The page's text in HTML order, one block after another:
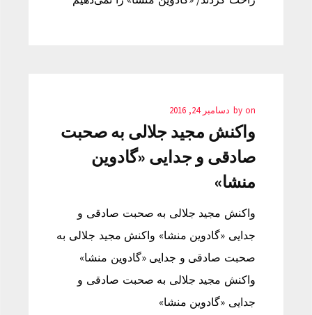
by on دسامبر 24, 2016
واکنش مجید جلالی به صحبت
صادقی و جدایی «گادوین
منشا»
واکنش مجید جلالی به صحبت صادقی و
جدایی «گادوین منشا» واکنش مجید جلالی به
صحبت صادقی و جدایی «گادوین منشا»
واکنش مجید جلالی به صحبت صادقی و
جدایی «گادوین منشا»